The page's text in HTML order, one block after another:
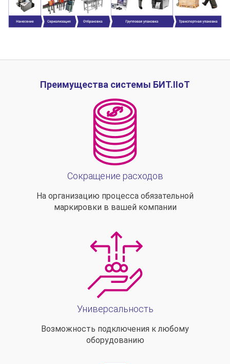
Преимущества системы БИТ.IIoT
Сокращение расходов
На организацию процесса обязательной
маркировки в вашей компании
Универсальность
Возможность подключения к любому
оборудованию